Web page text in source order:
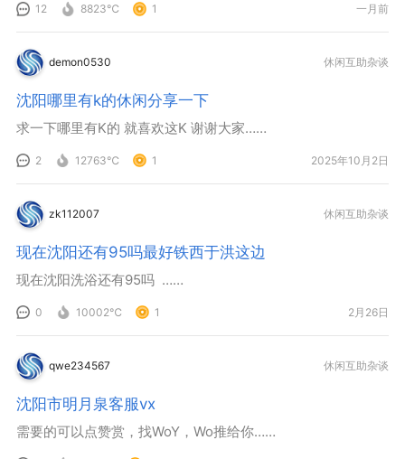
12 8823℃ 1 一月前
demon0530 休闲互助杂谈
沈阳哪里有k的休闲分享一下
求一下哪里有K的 就喜欢这K 谢谢大家……
2 12763℃ 1 2025年10月2日
zk112007 休闲互助杂谈
现在沈阳还有95吗最好铁西于洪这边
现在沈阳洗浴还有95吗 ……
0 10002℃ 1 2月26日
qwe234567 休闲互助杂谈
沈阳市明月泉客服vx
需要的可以点赞赏，找WoY，Wo推给你……